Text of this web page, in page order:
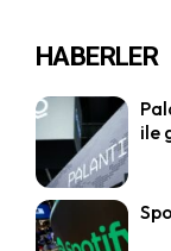
HABERLER
ile